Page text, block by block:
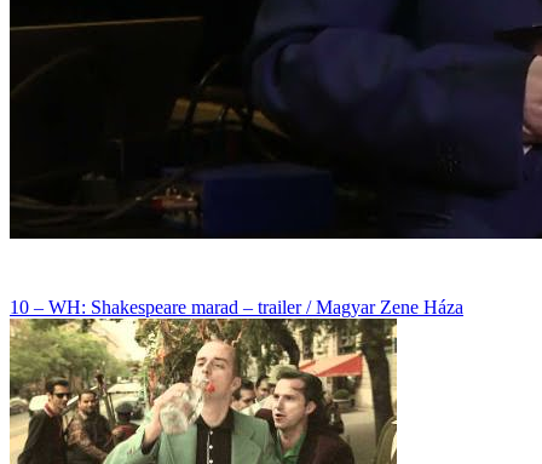
10 – WH: Shakespeare marad – trailer / Magyar Zene Háza